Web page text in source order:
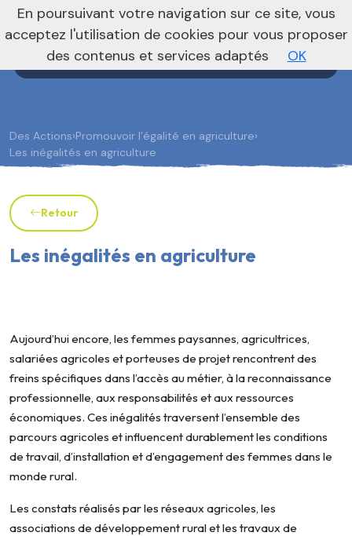
AgendaAnnoncesActualités
nivo_2026: 1
Des Actions›Promouvoir l’égalité en agriculture›
Les inégalités en agriculture
Retour
Les inégalités en agriculture
Aujourd’hui encore, les femmes paysannes, agricultrices,
salariées agricoles et porteuses de projet rencontrent des
freins spécifiques dans l’accès au métier, à la reconnaissance
professionnelle, aux responsabilités et aux ressources
économiques. Ces inégalités traversent l’ensemble des
parcours agricoles et influencent durablement les conditions
de travail, d’installation et d’engagement des femmes dans le
monde rural.
Les constats réalisés par les réseaux agricoles, les
associations de développement rural et les travaux de
En poursuivant votre navigation sur ce site, vous
acceptez l'utilisation de cookies pour vous proposer
des contenus et services adaptés
OK